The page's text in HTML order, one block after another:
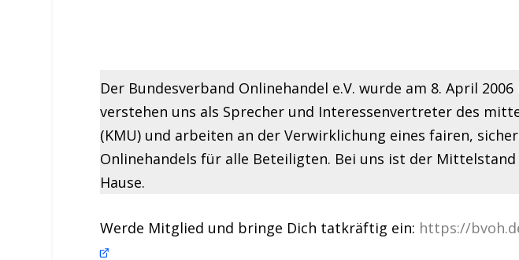
Der Bundesverband Onlinehandel e.V. wurde am 8. April
verstehen uns als Sprecher und Interessenvertreter des
(KMU) und arbeiten an der Verwirklichung eines fairen,
Onlinehandels für alle Beteiligten. Bei uns ist der Mittelstand
Hause.
Werde Mitglied und bringe Dich tatkräftig ein: https://